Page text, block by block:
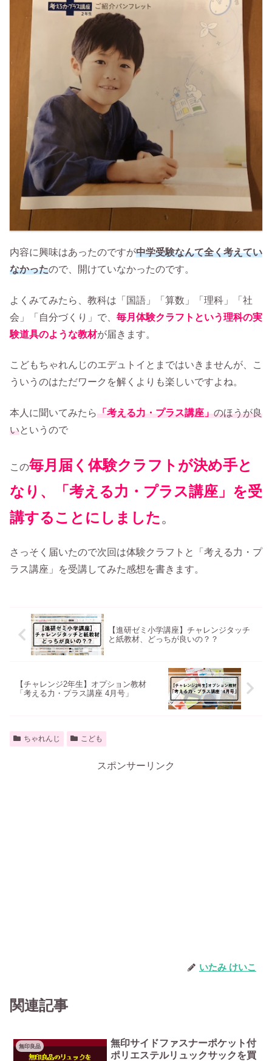
内容に興味はあったのですが中学受験なんて全く考えてい
なかったので、開けていなかったのです。
よくみてみたら、教科は「国語」「算数」「理科」「社
会」「自分づくり」で、 毎月体験クラフトという理科の実
験道具のような教材が届きます。
こどもちゃれんじのエデュトイとまではいきませんが、こ
ういうのはただワークを解くよりも楽しいですよね。
本人に聞いてみたら「考える力・プラス講座」のほうが良
いというので
この毎月届く体験クラフトが決め手と
なり、「考える力・プラス講座」を受
講することにしました。
さっそく届いたので次回は体験クラフトと「考える力・プ
ラス講座」を受講してみた感想を書きます。
【進研ゼミ小学講座】チャレンジタッチ
と紙教材、どっちが良いの？？
【チャレンジ2年生】オプション教材
「考える力・プラス講座 4月号」
ちゃれんじ こども
スポンサーリンク
いたみ けいこ
関連記事
無印良品
無印サイドファスナーポケット付
ポリエステルリュックサックを買